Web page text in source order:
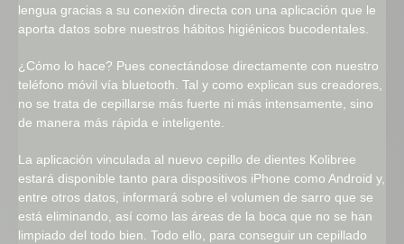
lengua gracias a su conexión directa con una aplicación que le
aporta datos sobre nuestros hábitos higiénicos bucodentales.
¿Cómo lo hace? Pues conectándose directamente con nuestro
teléfono móvil vía bluetooth. Tal y como explican sus creadores,
no se trata de cepillarse más fuerte ni más intensamente, sino
de manera más rápida e inteligente.
La aplicación vinculada al nuevo cepillo de dientes Kolibree
estará disponible tanto para dispositivos iPhone como Android y,
entre otros datos, informará sobre el volumen de sarro que se
está eliminando, así como las áreas de la boca que no se han
limpiado del todo bien. Todo ello, para conseguir un cepillado